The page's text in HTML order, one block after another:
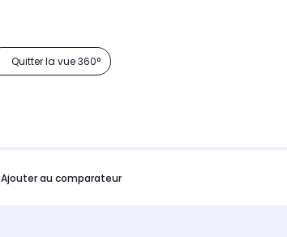
Quitter la vue 360°
Ajouter au comparateur